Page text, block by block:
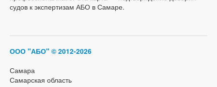
судов к экспертизам АБО в Самаре.
ООО "АБО" © 2012-2026
Самара
Самарская область